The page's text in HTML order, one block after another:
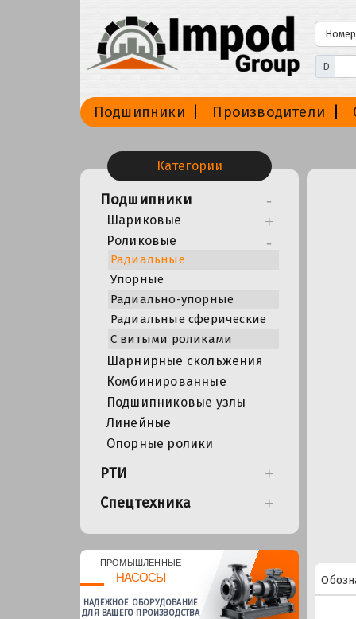
D
Подшипники Производители
Категории
Подшипники
Шариковые
Роликовые
Радиальные
Упорные
Радиально-упорные
Радиальные сферические
С витыми роликами
Шарнирные скольжения
Комбинированные
Подшипниковые узлы
Линейные
Опорные ролики
РТИ
Спецтехника
ПРОМЫШЛЕННЫЕ
НАСОСЫ
НАДЕЖНОЕ ОБОРУДОВАНИЕ
ДЛЯ ВАШЕГО ПРОИЗВОДСТВА